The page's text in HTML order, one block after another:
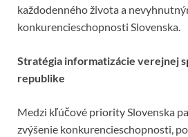
každodenného života a
konkurencieschopnosti Slovenska.
Stratégia informatizácie verejnej
republike
Medzi kľúčové priority Slovenska
zvýšenie konkurencieschopnosti,